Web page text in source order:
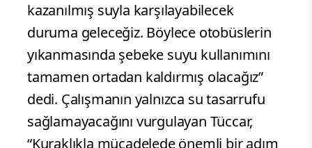
kazanılmış suyla karşılayabilecek
duruma geleceğiz. Böylece otobüslerin
yıkanmasında şebeke suyu kullanımını
tamamen ortadan kaldırmış olacağız”
dedi. Çalışmanın yalnızca su tasarrufu
sağlamayacağını vurgulayan Tüccar,
“Kuraklıkla mücadelede önemli bir adım